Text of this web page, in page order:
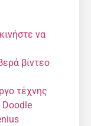
να
βίντεο
τέχνης
Doodle